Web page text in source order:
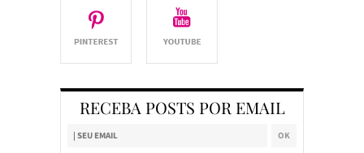
RECEBA POSTS POR EMAIL